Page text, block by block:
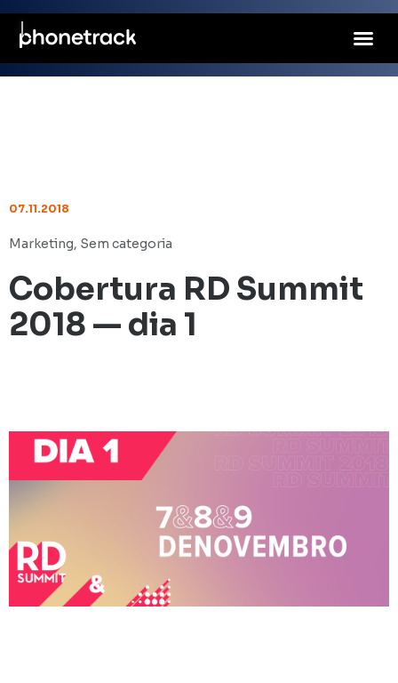
07.11.2018
Marketing, Sem categoria
Cobertura RD Summit
2018 — dia 1